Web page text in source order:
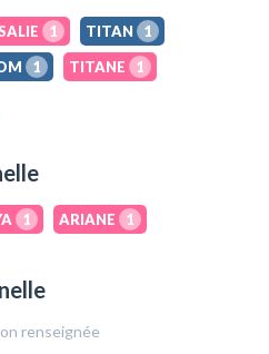
1 TITAN
1
1 TITANE
1
1 ARIANE 1
renseignée